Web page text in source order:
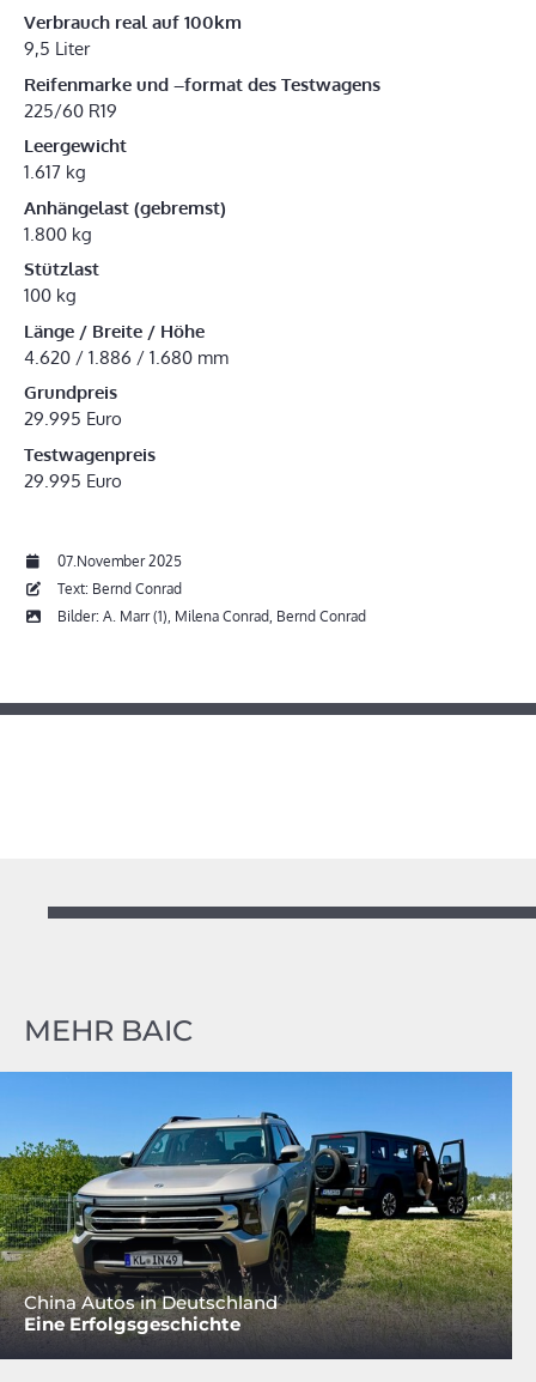
Verbrauch real auf 100km
9,5 Liter
Reifenmarke und –format des Testwagens
225/60 R19
Leergewicht
1.617 kg
Anhängelast (gebremst)
1.800 kg
Stützlast
100 kg
Länge / Breite / Höhe
4.620 / 1.886 / 1.680 mm
Grundpreis
29.995 Euro
Testwagenpreis
29.995 Euro
07.November 2025
Text: Bernd Conrad
Bilder: A. Marr (1), Milena Conrad, Bernd Conrad
MEHR BAIC
China Autos in Deutschland
Eine Erfolgsgeschichte